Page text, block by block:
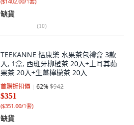
缺貨
(10)
TEEKANNE 恬康樂 水果茶包禮盒 3款
入, 1盒, 西班牙柳橙茶 20入+土耳其蘋
果茶 20入+生薑檸檬茶 20入
首購折扣價 62%$942
$351
($351.00/1套)
缺貨